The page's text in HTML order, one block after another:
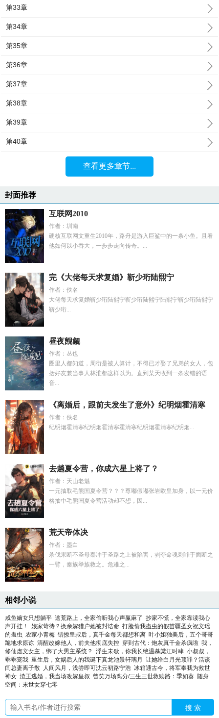
第33章
第34章
第35章
第36章
第37章
第38章
第39章
第40章
查看更多章节...
封面推荐
互联网2010
作者：圳南
硬核互联网文重生2010年，路舟是游入巨鲨中的一条小鱼。且看
他如何以小吞大，一步步走向传奇。...
完《大佬每天求复婚》靳少珩陆熙宁
作者：佚名
大佬每天求复婚靳少珩陆熙宁靳少珩陆熙宁陆熙宁靳少珩陆熙宁
靳少珩...
昼夜觊觎
作者：丛也
圈里人都知道，周衍是被人算计，不得已才娶了兄弟的女人，包
括好友兼当事人林淮都这样以为。直到某天收到一条发错的语
音...
《离婚后，跟前夫发生了意外》纪明烟霍清寒
作者：佚名
纪明烟霍清寒纪明烟霍清寒霍清寒纪明烟霍清寒纪明烟...
去趟夏令营，你成六星上将了？
作者：天山老魁
一元抽取毛熊国夏令营？？？尊嘟假嘟张岩欧皇加身，以一元价
格抽中毛熊国夏令营活动却不想，因...
荒天帝体决
作者：墨白
杀伐果断不圣母秦冲于圣路之上被陷害，剥夺命魂刺罪于面断之
一臂，秦族举族救之。危难之...
相邻小说
咸鱼嫡女只想躺平 逃荒路上，全家偷听我心声赢麻了 抄家不慌，全家靠读我心
声开挂！
娘家苛待？换亲嫁猎户她被封诰命 打脸偷我蛊虫的假苗疆圣女祝文瑶
的蛊虫 农家小青梅 错撩皇叔后，真千金每天都想和离 叶小姐独美后，五个哥哥
跪地求原谅 清醒改嫁他人，前夫他彻底失控 穿到古代：炮灰真千金杀疯啦 我，
修仙虐文女主，绑了大男主系统？
浮生未歇，你我长绝温慕棠江时肆 小叔叔，
乖乖宠我 重生后，女娲后人的我诞下真龙池景轩璃月
让她给白月光顶罪？活该
闫总妻离子散 人间风月，浅尝即可沈云初路宁浩 冰箱通古今，将军奉我为救世
神女 渣王逃婚，我当场改嫁皇叔 曾笑万场离分/三生三世救赎路：季如葵 随身
空间：末世女穿七零
搜 索